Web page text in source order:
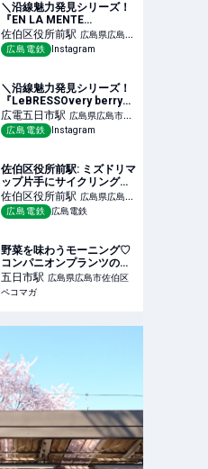
＼沿線魅力発見シリーズ！
『EN LA MENTE
COFFEE』／ 広電スタッフ
が広電沿線の魅力的なスポ
ットの情報を発見する「沿
佐伯区役所前駅 広島県広島市
佐伯区
広島電鉄 Instagram
＼沿線魅力発見シリーズ！
『LeBRESSOvery berry
soup広島五日市店』／
広電五日市駅 広島県広島市佐
伯区
広島電鉄 Instagram
佐伯区役所前駅: ミズドリマ
ップ片手にサイクリングで
GO！
佐伯区役所前駅 広島県広島市
佐伯区
広島電鉄 広島電鉄
野菜を味わうモーニング♡
コンパニオンプランツの新
登場メニューをレポート
五日市駅 広島県広島市佐伯区
ペコマガ